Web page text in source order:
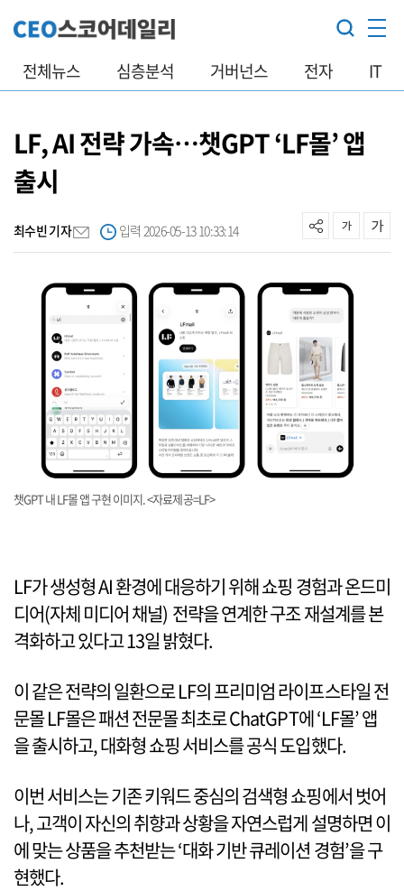
전체뉴스 심층분석 거버넌스 전자 IT
LF, AI 전략 가속…챗GPT ‘LF몰’ 앱
출시
최수빈 기자 입력 2026-05-13 10:33:14
챗GPT 내 LF몰 앱 구현 이미지. <자료제공=LF>
LF가 생성형 AI 환경에 대응하기 위해 쇼핑 경험과 온드미
디어(자체 미디어 채널) 전략을 연계한 구조 재설계를 본
격화하고 있다고 13일 밝혔다.
이 같은 전략의 일환으로 LF의 프리미엄 라이프스타일 전
문몰 LF몰은 패션 전문몰 최초로 ChatGPT에 ‘LF몰’ 앱
을 출시하고, 대화형 쇼핑 서비스를 공식 도입했다.
이번 서비스는 기존 키워드 중심의 검색형 쇼핑에서 벗어
나, 고객이 자신의 취향과 상황을 자연스럽게 설명하면 이
에 맞는 상품을 추천받는 ‘대화 기반 큐레이션 경험’을 구
현했다.